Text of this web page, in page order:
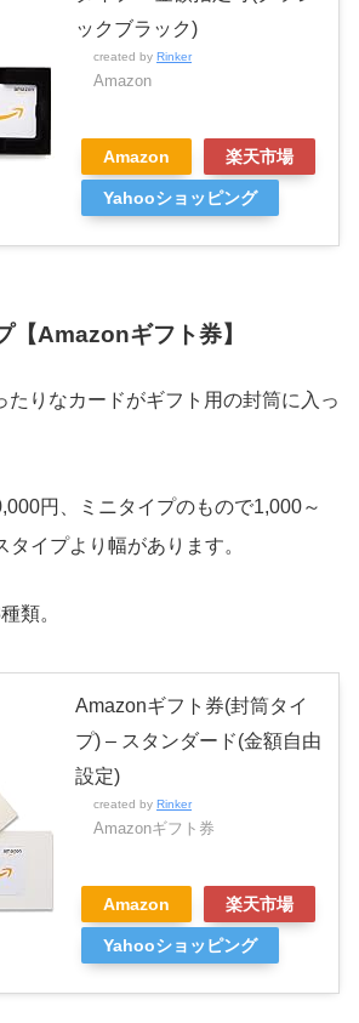
ックブラック)
created by Rinker
Amazon
Amazon 楽天市場
Yahooショッピング
【Amazonギフト券】
たりなカードがギフト用の封筒に入っ
円、ミニタイプのもので1,000～
イプより幅があります。
類。
Amazonギフト券(封筒タイ
プ) – スタンダード(金額自由
設定)
created by Rinker
Amazonギフト券
Amazon 楽天市場
Yahooショッピング